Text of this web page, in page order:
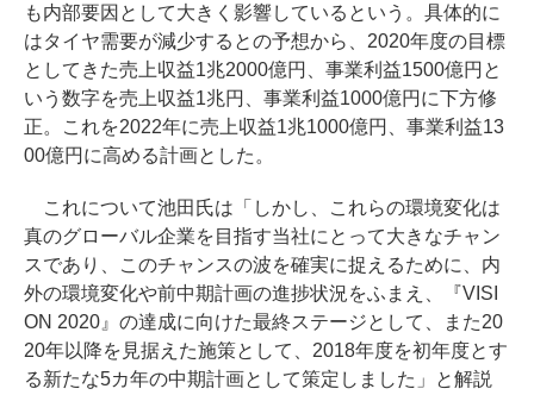
も内部要因として大きく影響しているという。具体的に
はタイヤ需要が減少するとの予想から、2020年度の目標
としてきた売上収益1兆2000億円、事業利益1500億円と
いう数字を売上収益1兆円、事業利益1000億円に下方修
正。これを2022年に売上収益1兆1000億円、事業利益13
00億円に高める計画とした。
これについて池田氏は「しかし、これらの環境変化は
真のグローバル企業を目指す当社にとって大きなチャン
スであり、このチャンスの波を確実に捉えるために、内
外の環境変化や前中期計画の進捗状況をふまえ、『VISI
ON 2020』の達成に向けた最終ステージとして、また20
20年以降を見据えた施策として、2018年度を初年度とす
る新たな5カ年の中期計画として策定しました」と解説